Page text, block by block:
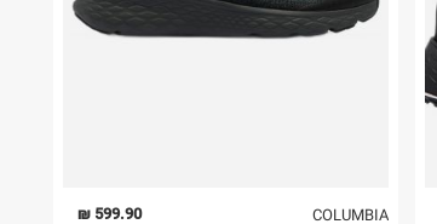
599.90 ₪
COLUMBIA